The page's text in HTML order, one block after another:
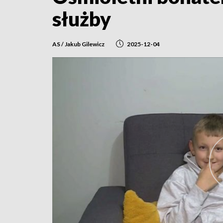
służby
AS / Jakub Gilewicz 2025-12-04